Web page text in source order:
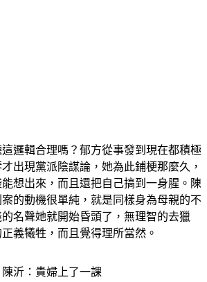
邏輯合理嗎？郁方從事發到現在都積極
出現黨派陰謀論，她為此鋪梗那麼久，
想出來，而且還把自己搞到一身腥。陳
的動機很單純，就是同樣身為母親的不
名聲她就開始昏頭了，無理智的去獵
義犧牲，而且覺得理所當然。
沂：貴婦上了一課